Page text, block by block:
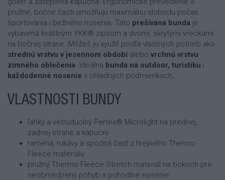
pružné, bočné časti umožňujú maximálnu slobodu počas
športovania i bežného nosenia. Táto prešívaná bunda je
vybavená kvalitným YKK® zipsom a dvomi, skrytými vreckami
na bočnej strane. Môžeš ju využiť podľa vlastných potrieb ako
strednú vrstvu v jesennom období alebo vrchnú vrstvu
zimného oblečenia. Ideálna bunda na outdoor, turistiku i
každodenné nosenie v chladných podmienkach.
VLASTNOSTI BUNDY
ľahký a vetruduolný Pertex® Microlight na prednej,
zadnej strane a kapucni
ramená, rukávy a spodná časť z hrejivého Thermo
Fleece materiálu
pružný Thermo Fleece Stretch materiál na bokoch pre
neobmedzený pohyb a pohodlné nosenie